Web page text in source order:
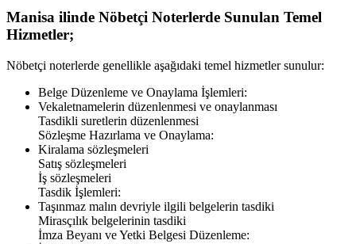
Manisa ilinde Nöbetçi Noterlerde Sunulan Temel
Hizmetler;
Nöbetçi noterlerde genellikle aşağıdaki temel hizmetler sunulur:
Belge Düzenleme ve Onaylama İşlemleri:
Vekaletnamelerin düzenlenmesi ve onaylanması
Tasdikli suretlerin düzenlenmesi
Sözleşme Hazırlama ve Onaylama:
Kiralama sözleşmeleri
Satış sözleşmeleri
İş sözleşmeleri
Tasdik İşlemleri:
Taşınmaz malın devriyle ilgili belgelerin tasdiki
Mirasçılık belgelerinin tasdiki
İmza Beyanı ve Yetki Belgesi Düzenleme: